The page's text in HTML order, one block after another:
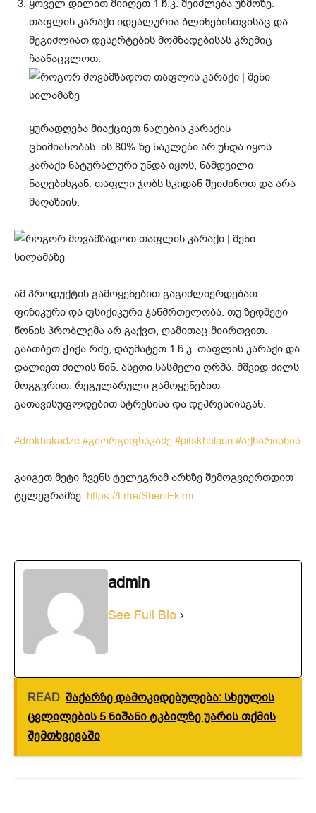
ყოველ დილით მიიღეთ 1 ჩ.კ. შეიძლება უზმოზე.
თაფლის კარაქი იდეალურია ბლინებისთვისაც და
შეგიძლიათ დესერტების მომზადებისას კრემიც
ჩაანაცვლოთ.
ყურადღება მიაქციეთ ნაღების კარაქის
ცხიმიანობას. ის 80%-ზე ნაკლები არ უნდა იყოს.
კარაქი ნატურალური უნდა იყოს, ნამდვილი
ნაღებისგან. თაფლი ჯობს სკიდან შეიძინოთ და არა
მაღაზიის.
ამ პროდუქტის გამოყენებით გაგიძლიერდებათ
ფიზიკური და ფსიქიკური ჯანმრთელობა. თუ ზედმეტი
წონის პრობლემა არ გაქვთ, ღამითაც მიირთვით.
გაათბეთ ჭიქა რძე, დაუმატეთ 1 ჩ.კ. თაფლის კარაქი და
დალიეთ ძილის წინ. ასეთი სასმელი ღრმა, მშვიდ ძილს
მოგგვრით. რეგულარული გამოყენებით
გათავისუფლდებით სტრესისა და დეპრესიისგან.
#drpkhakadze #გიორგიფხაკაძე #pitskhelauri #აქხარისხია
გაიგეთ მეტი ჩვენს ტელეგრამ არხზე შემოგვიერთდით
ტელეგრამზე: https://t.me/SheniEkimi
admin
See Full Bio
READ შაქარზე დამოკიდებულება: სხეულის
ცვლილების 5 ნიშანი ტკბილზე უარის თქმის
შემთხვევაში